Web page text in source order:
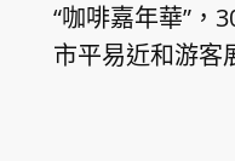
“咖啡嘉年華”，
市平易近和游客